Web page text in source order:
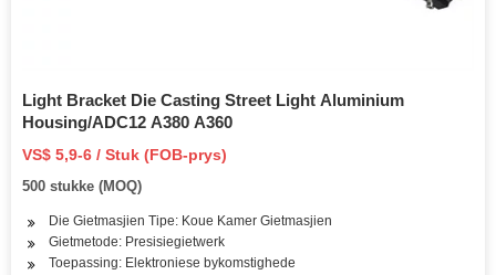
Light Bracket Die Casting Street Light Aluminium
Housing/ADC12 A380 A360
VS$ 5,9-6 / Stuk (FOB-prys)
500 stukke (MOQ)
Die Gietmasjien Tipe: Koue Kamer Gietmasjien
Gietmetode: Presisiegietwerk
Toepassing: Elektroniese bykomstighede